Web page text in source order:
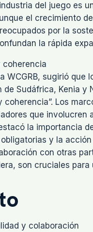
del juego es
el crecimiento
por la
la rápida
coherencia
WCGRB, sugirió
de Sudáfrica, Kenia
coherencia”. Los
que involucren
la importancia
y la
con otras
son cruciales
y colaboración